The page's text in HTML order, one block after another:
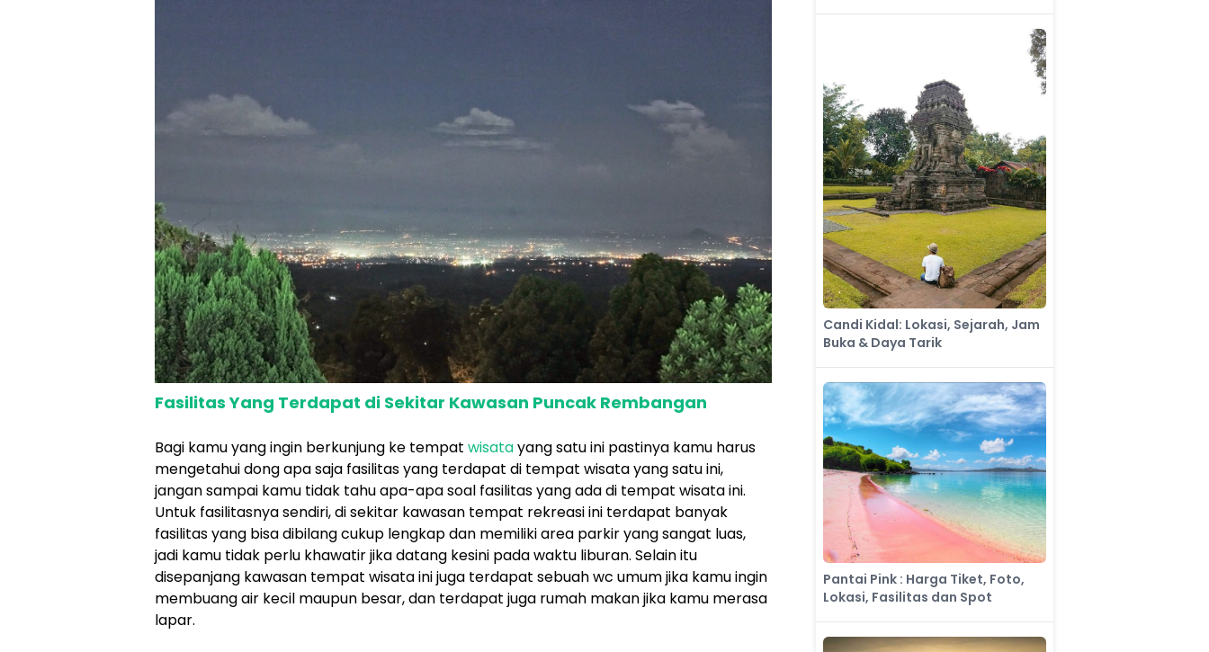
Fasilitas Yang Terdapat di Sekitar Kawasan Puncak Rembangan
Bagi kamu yang ingin berkunjung ke tempat wisatayang satu ini pastinya kamu harus
mengetahui dong apa saja fasilitas yang terdapat di tempat wisata yang satu ini,
jangan sampai kamu tidak tahu apa-apa soal fasilitas yang ada di tempat wisata ini.
Untuk fasilitasnya sendiri, di sekitar kawasan tempat rekreasi ini terdapat banyak
fasilitas yang bisa dibilang cukup lengkap dan memiliki area parkir yang sangat luas,
jadi kamu tidak perlu khawatir jika datang kesini pada waktu liburan. Selain itu
disepanjang kawasan tempat wisata ini juga terdapat sebuah wc umum jika kamu ingin
membuang air kecil maupun besar, dan terdapat juga rumah makan jika kamu merasa
lapar.
Candi Kidal: Lokasi, Sejarah, Jam
Buka & Daya Tarik
Pantai Pink : Harga Tiket, Foto,
Lokasi, Fasilitas dan Spot